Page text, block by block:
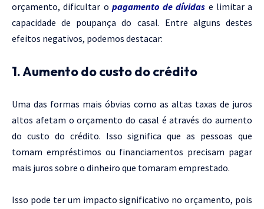
orçamento, dificultar o pagamento de dívidas e limitar a
capacidade de poupança do casal. Entre alguns destes
efeitos negativos, podemos destacar:
1. Aumento do custo do crédito
Uma das formas mais óbvias como as altas taxas de juros
altos afetam o orçamento do casal é através do aumento
do custo do crédito. Isso significa que as pessoas que
tomam empréstimos ou financiamentos precisam pagar
mais juros sobre o dinheiro que tomaram emprestado.
Isso pode ter um impacto significativo no orçamento, pois